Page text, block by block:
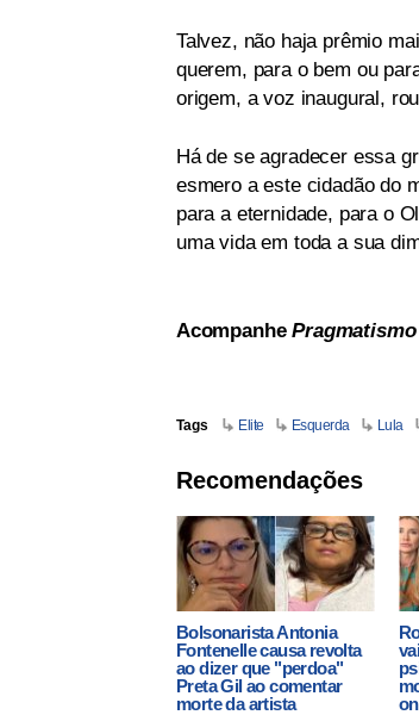
Talvez, não haja prêmio
querem, para o bem ou
origem, a voz inaugural,
Há de se agradecer essa
esmero a este cidadão do
para a eternidade, para o
uma vida em toda a sua
Acompanhe
Tags Elite Esquerda Lula
Recomendações
Bolsonarista Antonia
Fontenelle causa revolta
ao dizer que "perdoa"
Preta Gil ao comentar
morte da artista